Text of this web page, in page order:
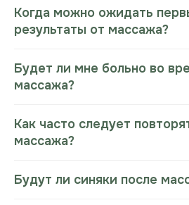
Когда можно ожидать
результаты от массажа?
Будет ли мне больно во
массажа?
Как часто следует
массажа?
Будут ли синяки после